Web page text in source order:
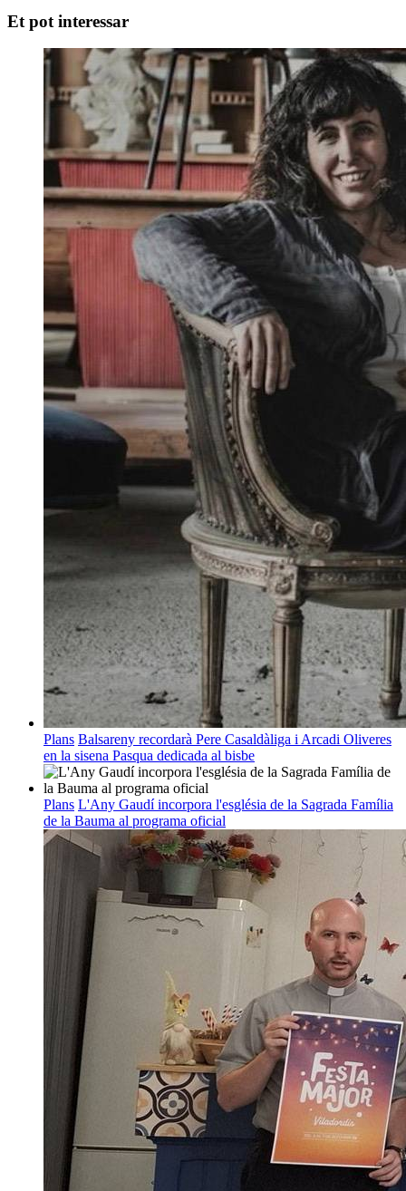
Et pot interessar
Plans Balsareny recordarà Pere Casaldàliga i Arcadi Oliveres
en la sisena Pasqua dedicada al bisbe
Plans L'Any Gaudí incorpora l'església de la Sagrada Família
de la Bauma al programa oficial